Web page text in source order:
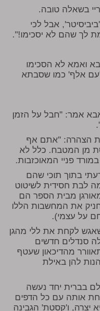
בשאלה טובה.
אבל לכי
לך שהם לא יסכימו!".
ואמא לא הסכימו
'עם אלף' כמו שסבתא
אמר: "חבל על הזמן
הצהרה: "אתם אף
מן המטבח. כלל לא
פניי המאוכזבות.
בתוך תוכי שהם
לבת חסידית לשיטוט
מבית הספר הם
את המחשבות הללו
על עצמי).
לקחת את ללי מהגן
סנדלים חדשים
מהדיכאון שעטף
להן באילת
בברית יחד נעשה
אותה עם כל הדפים
יצרה, ו'קסטת' הגבינה